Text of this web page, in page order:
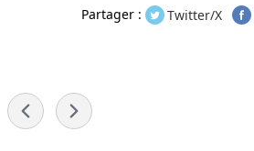
Partager : Twitter/X